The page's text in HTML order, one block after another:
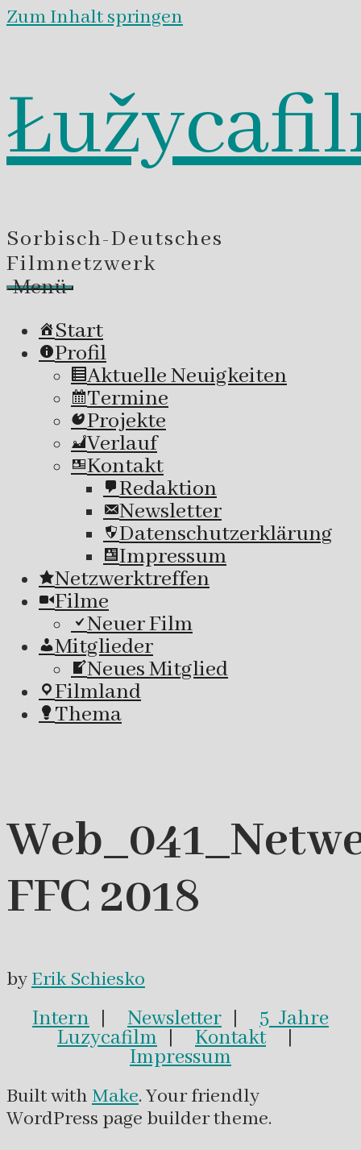
Zum Inhalt springen
Sorbisch-Deutsches
Filmnetzwerk
Menü
Start
Profil
Aktuelle Neuigkeiten
Termine
Projekte
Verlauf
Kontakt
Redaktion
Newsletter
Datenschutzerklärung
Impressum
Netzwerktreffen
Filme
Neuer Film
Mitglieder
Neues Mitglied
Filmland
Thema
FFC 2018
byErik Schiesko
Intern | Newsletter | 5 Jahre
Luzycafilm | Kontakt|
Impressum
Built with Make. Your friendly
WordPress page builder theme.